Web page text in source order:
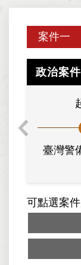
案件一
政治案
臺灣警
可點選案